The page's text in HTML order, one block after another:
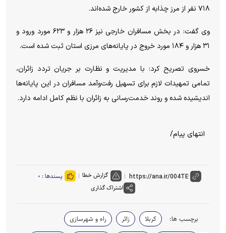
۷۱۸ نفر از مرز چذابه از کشور خارج شده‌اند.
وی گفت: در بخش مسافران خارجی نیز ۲۶ هزار و ۶۲۳ مورد ورود و
۳۱ هزار و ۱۸۴ مورد خروج در پایانه‌های مرزی استان ثبت شده است.
خسروی تصریح کرد: با مدیریت و نظارت بر جریان تردد زائران،
تمامی تمهیدات لازم برای تسهیل رفت‌وآمد مسافران در این پایانه‌ها
اندیشیده شده و روند خدمت‌رسانی به زائران با نظم کامل ادامه دارد.
انتهای پیام/
گزارش خطا پسندها : ۰
اشتراک گذاری
برچسب ها: کربلا زائر
راه و شهرسازی